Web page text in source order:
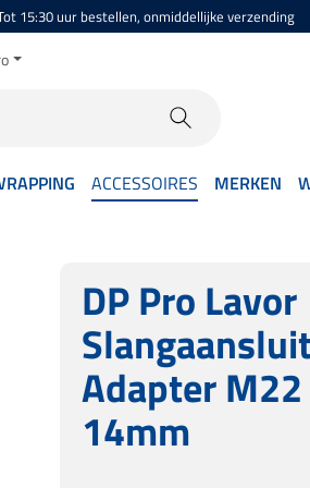
15:30 uur bestellen, onmiddellijke verzending
ACCESSOIRES MERKEN
DP Pro Lavor
Adapter
14mm